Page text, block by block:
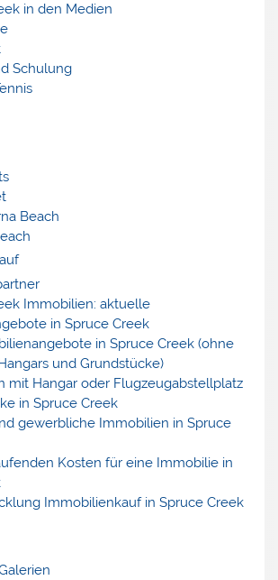
in den Medien
Schulung
Beach
Immobilien: aktuelle
in Spruce Creek
in Spruce Creek (ohne
und Grundstücke)
mit Hangar oder Flugzeugabstellplatz
in Spruce Creek
gewerbliche Immobilien in Spruce
Kosten für eine Immobilie in
Immobilienkauf in Spruce Creek